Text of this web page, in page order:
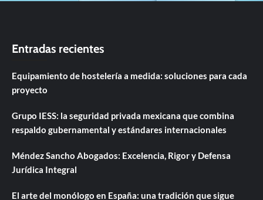
Entradas recientes
Equipamiento de hostelería a medida: soluciones para cada
proyecto
Grupo IESS: la seguridad privada mexicana que combina
respaldo gubernamental y estándares internacionales
Méndez Sancho Abogados: Excelencia, Rigor y Defensa
Jurídica Integral
El arte del monólogo en España: una tradición que sigue